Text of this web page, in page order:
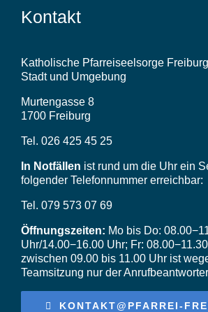
Videos
Kontakt
Katholische Pfarreiseelsorge
Stadt und Umgebung
Murtengasse 8
1700 Freiburg
Tel. 026 425 45 25
In Notfällen ist rund um die Uhr ein
folgender Telefonnummer erreichbar:
Tel. 079 573 07 69
Öffnungszeiten: Mo bis Do:
Uhr/14.00−16.00 Uhr; Fr:
zwischen 09.00 bis 11.00 Uhr ist
Teamsitzung nur der
KONTAKT@PFARREI-